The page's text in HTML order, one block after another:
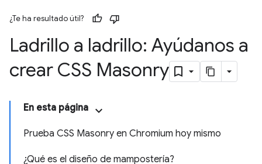
¿Te ha resultado útil?
Ladrillo a ladrillo: Ayúdanos a
crear CSS Masonry
En esta página
Prueba CSS Masonry en Chromium hoy mismo
¿Qué es el diseño de mampostería?